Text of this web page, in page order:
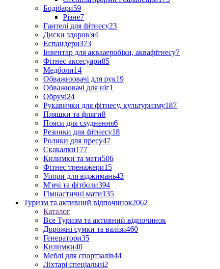
Бодібари59
Різне7
Гантелі для фітнесу23
Диски здоров'я4
Еспандери373
Інвентар для аквааеробіки, аквафітнесу7
Фітнес аксесуари85
Медболи14
Обважнювачі для рук19
Обважювачі для ніг1
Обручі24
Рукавички для фітнесу, культуризму187
Пляшки та фляги8
Пояси для схуднення6
Резинки для фітнесу18
Ролики для пресу47
Скакалки177
Килимки та мати506
Фітнес тренажери15
Упори для віджимань43
М'ячі та фітболи394
Гімнастичні мати135
Туризм та активний відпочинок2062
Каталог
Все Туризм та активний відпочинок
Дорожні сумки та валізи460
Генератори35
Килимки40
Меблі для спортзалів44
Ліхтарі спеціальні2